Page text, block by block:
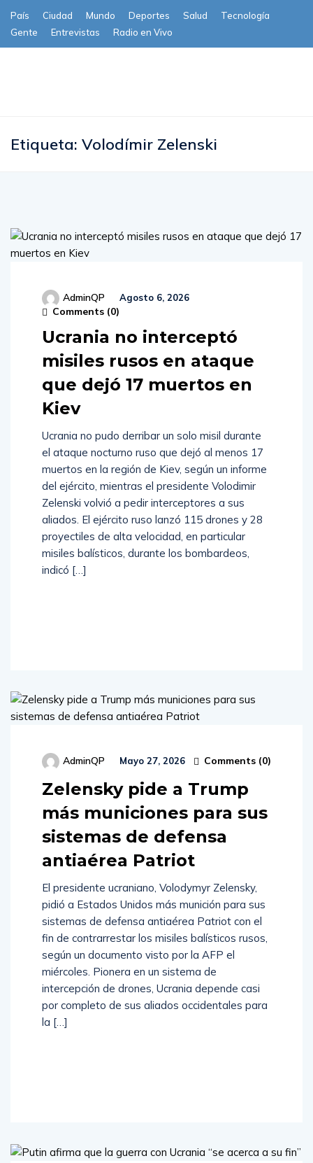
País Ciudad Mundo Deportes Salud
Tecnología
Gente
Entrevistas Radio en Vivo
Etiqueta: Volodímir Zelenski
AdminQP Agosto 6, 2026
Comments (0)
Ucrania no interceptó
misiles rusos en ataque
que dejó 17 muertos en
Kiev
Ucrania no pudo derribar un solo misil durante
el ataque nocturno ruso que dejó al menos 17
muertos en la región de Kiev, según un informe
del ejército, mientras el presidente Volodimir
Zelenski volvió a pedir interceptores a sus
aliados. El ejército ruso lanzó 115 drones y 28
proyectiles de alta velocidad, en particular
misiles balísticos, durante los bombardeos,
indicó […]
AdminQP Mayo 27, 2026 Comments (0)
Zelensky pide a Trump
más municiones para sus
sistemas de defensa
antiaérea Patriot
El presidente ucraniano, Volodymyr Zelensky,
pidió a Estados Unidos más munición para sus
sistemas de defensa antiaérea Patriot con el
fin de contrarrestar los misiles balísticos rusos,
según un documento visto por la AFP el
miércoles. Pionera en un sistema de
intercepción de drones, Ucrania depende casi
por completo de sus aliados occidentales para
la […]